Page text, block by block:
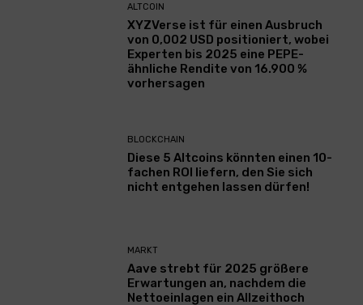
ALTCOIN
XYZVerse ist für einen Ausbruch
von 0,002 USD positioniert, wobei
Experten bis 2025 eine PEPE-
ähnliche Rendite von 16.900 %
vorhersagen
BLOCKCHAIN
Diese 5 Altcoins könnten einen 10-
fachen ROI liefern, den Sie sich
nicht entgehen lassen dürfen!
MARKT
Aave strebt für 2025 größere
Erwartungen an, nachdem die
Nettoeinlagen ein Allzeithoch